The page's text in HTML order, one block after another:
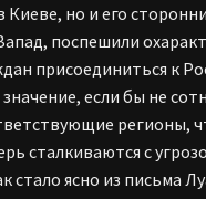
Киеве, но и его
поспешили
присоединиться к
если бы не
регионы,
сталкиваются с
стало ясно из письма